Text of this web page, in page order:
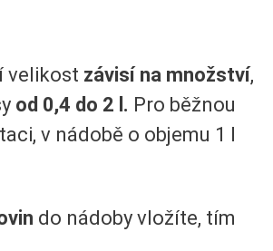
velikost závisí na množství,
od 0,4 do 2 l. Pro běžnou
v nádobě o objemu 1 l
do nádoby vložíte, tím